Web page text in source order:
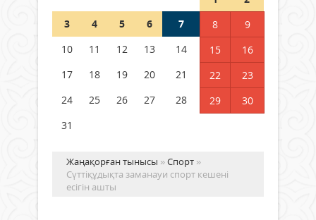
Германия аптап ыстыққа
бастады
04 тамыз 2026 ж.
3
4 5 6 7 8
9
10
11 12 13 14 15
16
17
18 19 20 21 22
23
24
25 26 27 28 29
30
31
Жаңақорған тынысы »Спорт »
Сүттіқұдықта заманауи спорт кешені
есігін ашты